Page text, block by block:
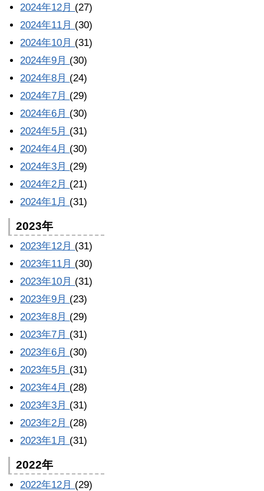
2024年12月 (27)
2024年11月 (30)
2024年10月 (31)
2024年9月 (30)
2024年8月 (24)
2024年7月 (29)
2024年6月 (30)
2024年5月 (31)
2024年4月 (30)
2024年3月 (29)
2024年2月 (21)
2024年1月 (31)
2023年
2023年12月 (31)
2023年11月 (30)
2023年10月 (31)
2023年9月 (23)
2023年8月 (29)
2023年7月 (31)
2023年6月 (30)
2023年5月 (31)
2023年4月 (28)
2023年3月 (31)
2023年2月 (28)
2023年1月 (31)
2022年
2022年12月 (29)